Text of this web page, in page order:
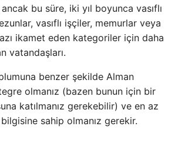
bu süre, iki yıl boyunca vasıflı
vasıflı işçiler, memurlar veya
ikamet eden kategoriler için daha
vatandaşları.
benzer şekilde Alman
olmanız (bazen bunun için bir
katılmanız gerekebilir) ve en az
sahip olmanız gerekir.